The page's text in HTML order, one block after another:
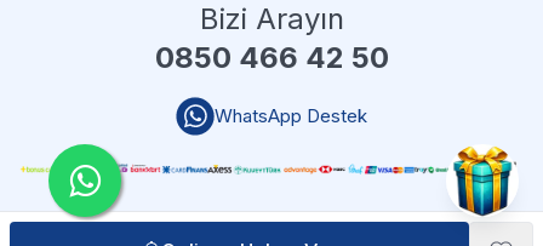
Bizi Arayın
0850 466 42 50
WhatsApp Destek